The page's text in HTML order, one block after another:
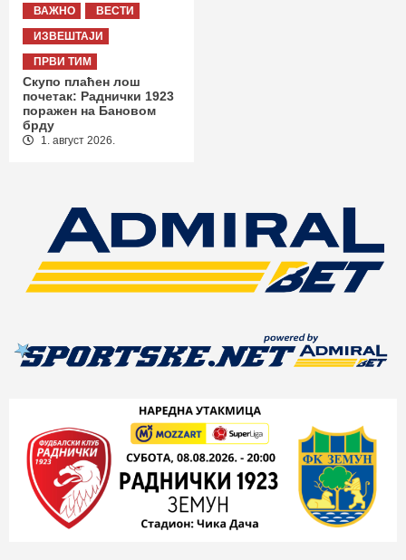
ВАЖНО
ВЕСТИ
ИЗВЕШТАЈИ
ПРВИ ТИМ
Скупо плаћен лош
почетак: Раднички 1923
поражен на Бановом
брду
1. август 2026.